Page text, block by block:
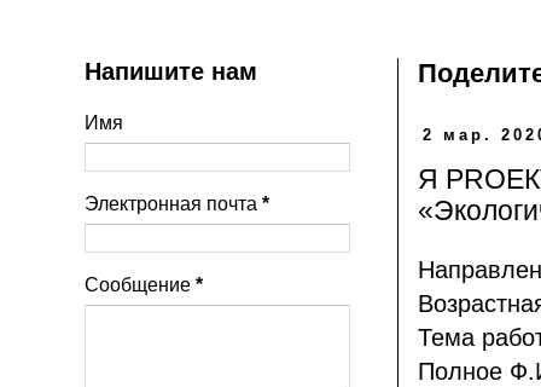
2 мар.
Я
Тема
Полное
Напишите нам
Имя
Электронная почта *
Сообщение *